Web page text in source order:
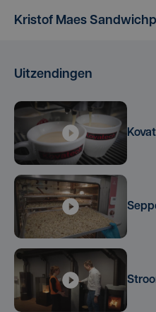
Kristof Maes
Uitzendingen